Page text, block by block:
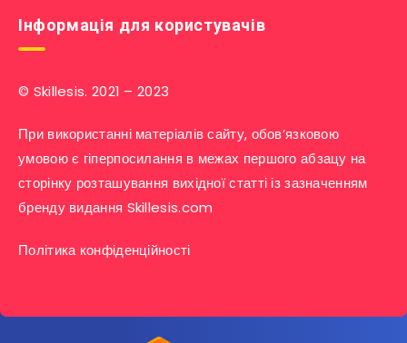
Інформація для користувачів
© Skillesis. 2021 – 2023
При використанні матеріалів сайту, обов’язковою
умовою є гіперпосилання в межах першого абзацу на
сторінку розташування вихідної статті із зазначенням
бренду видання Skillesis.com
Політика конфіденційності